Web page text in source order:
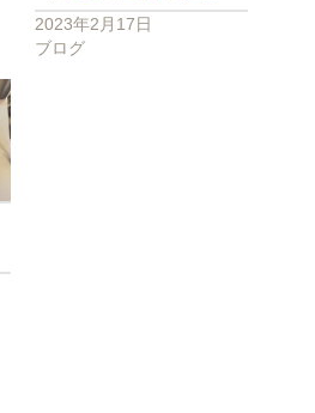
2023年2月17日
ブログ